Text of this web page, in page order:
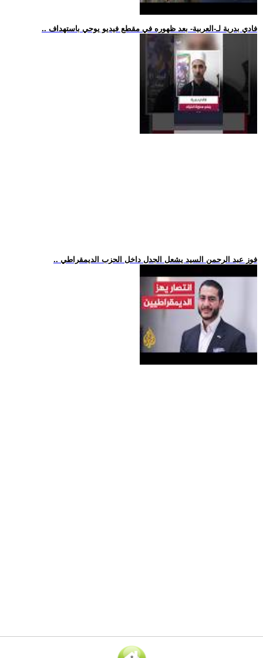
.. فادي بدرية لـ-العربية- بعد ظهوره في مقطع فيديو يوحي باستهداف
.. فوز عبد الرحمن السيد يشعل الجدل داخل الحزب الديمقراطي